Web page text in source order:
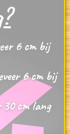
6 cm bij
6 cm bij
30 cm lang